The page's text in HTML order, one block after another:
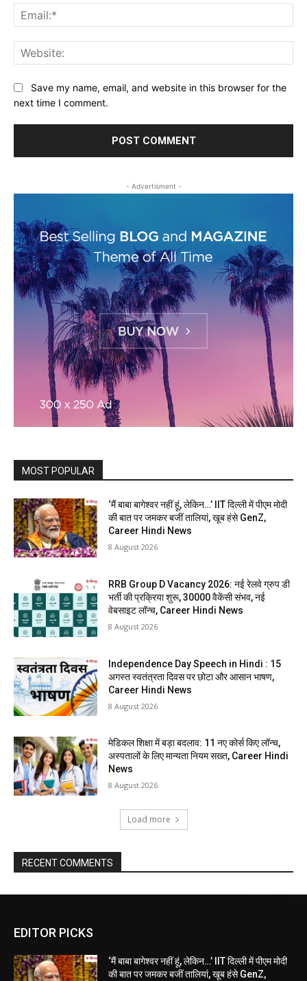
Save my name, email, and website in this browser for the
next time I comment.
- Advertisment -
MOST POPULAR
‘मैं बाबा बागेश्वर नहीं हूं, लेकिन…’ IIT दिल्ली में पीएम मोदी
की बात पर जमकर बजीं तालियां, खूब हंसे GenZ,
Career Hindi News
8 August 2026
RRB Group D Vacancy 2026: नई रेलवे ग्रुप डी
भर्ती की प्रक्रिया शुरू, 30000 वैकेंसी संभव, नई
वेबसाइट लॉन्च, Career Hindi News
8 August 2026
Independence Day Speech in Hindi : 15
अगस्त स्वतंत्रता दिवस पर छोटा और आसान भाषण,
Career Hindi News
8 August 2026
मेडिकल शिक्षा में बड़ा बदलाव: 11 नए कोर्स किए लॉन्च,
अस्पतालों के लिए मान्यता नियम सख्त, Career Hindi
News
8 August 2026
Load more
RECENT COMMENTS
EDITOR PICKS
‘मैं बाबा बागेश्वर नहीं हूं, लेकिन…’ IIT दिल्ली में पीएम मोदी
की बात पर जमकर बजीं तालियां, खूब हंसे GenZ,